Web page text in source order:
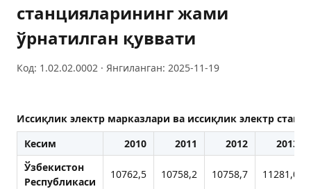
станцияларининг жами
ўрнатилган қуввати
Код: 1.02.02.0002 · Янгиланган: 2025-11-19
Иссиқлик электр марказлари ва иссиқлик электр
Кесим
2010 2011 2012
2013
Ўзбекистон
Республикаси
10762,5 10758,2 10758,7 11281,0